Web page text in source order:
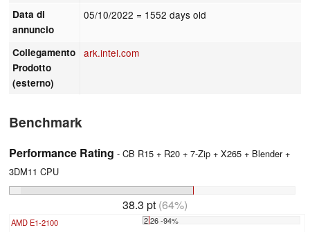
Data di
annuncio
05/10/2022 = 1552 days old
Collegamento
Prodotto
(esterno)
ark.intel.com
Benchmark
Performance Rating - CB R15 + R20 + 7-Zip + X265 + Blender +
3DM11 CPU
38.3 pt (64%)
AMD E1-2100 2.26 -94%